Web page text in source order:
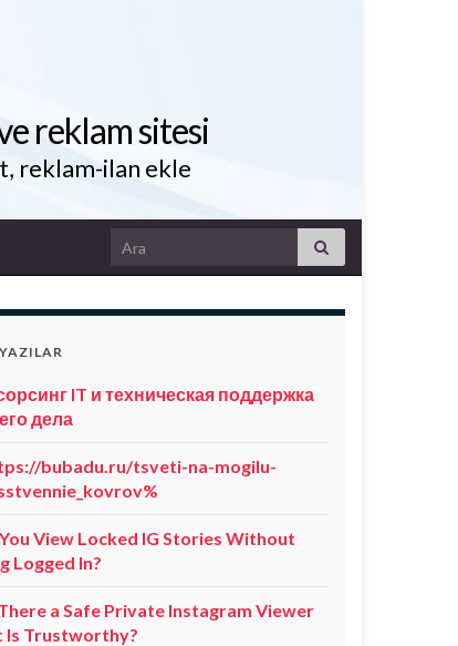
reklam sitesi
reklam-ilan ekle
Search for:
IT и техническая поддержка
дела
bubadu.ru/tsveti-na-mogilu-
View Locked IG Stories Without
Logged In?
a Safe Private Instagram Viewer
Is Trustworthy?